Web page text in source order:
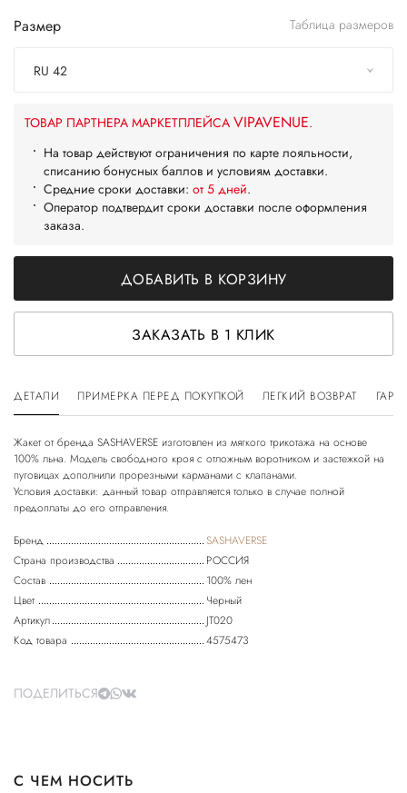
Размер Таблица размеров
RU 42
ТОВАР ПАРТНЕРА МАРКЕТПЛЕЙСА VIPAVENUE.
На товар действуют ограничения по карте лояльности,
списанию бонусных баллов и условиям доставки.
Средние сроки доставки: от 5 дней.
Оператор подтвердит сроки доставки после оформления
заказа.
ДОБАВИТЬ В КОРЗИНУ
ЗАКАЗАТЬ В 1 КЛИК
ДЕТАЛИ ПРИМЕРКА ПЕРЕД ПОКУПКОЙ ЛЕГКИЙ ВОЗВРАТ
Жакет от бренда SASHAVERSE изготовлен из мягкого трикотажа на основе
100% льна. Модель свободного кроя с отложным воротником и застежкой на
пуговицах дополнили прорезными карманами с клапанами.
Условия доставки: данный товар отправляется только в случае полной
предоплаты до его отправления.
Бренд
SASHAVERSE
Страна производства
РОССИЯ
Состав
100% лен
Цвет
Черный
Артикул
JT020
Код товара
4575473
ПОДЕЛИТЬСЯ
С ЧЕМ НОСИТЬ